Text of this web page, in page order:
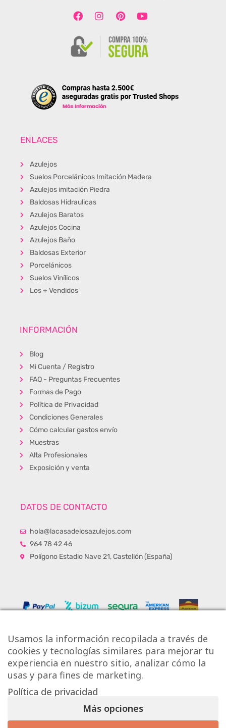
ENLACES
Azulejos
Suelos Porcelánicos Imitación Madera
Azulejos imitación Piedra
Baldosas Hidraulicas
Azulejos Baratos
Azulejos Cocina
Azulejos Baño
Baldosas Exterior
Porcelánicos
Suelos Vinílicos
Los + Vendidos
INFORMACIÓN
Blog
Mi Cuenta / Registro
FAQ - Preguntas Frecuentes
Formas de Pago
Política de Privacidad
Condiciones Generales
Cómo calcular gastos envío
Muestras
Alta Profesionales
Exposición y venta
DATOS DE CONTACTO
hola@lacasadelosazulejos.com
964 78 42 46
Polígono Estadio Nave 21, Castellón (España)
Copyright © Onlytiles S.L.
Usamos la información recopilada a través de
cookies y tecnologías similares para mejorar tu
experiencia en nuestro sitio, analizar cómo la
usas y para fines de marketing.
Política de privacidad
Más opciones